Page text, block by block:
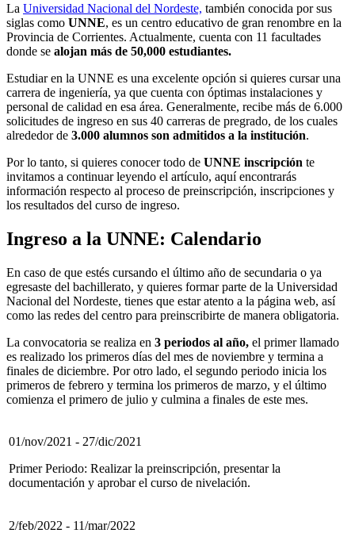
La Universidad Nacional del Nordeste, también conocida por sus
siglas como UNNE, es un centro educativo de gran renombre en la
Provincia de Corrientes. Actualmente, cuenta con 11 facultades
donde se alojan más de 50,000 estudiantes.
Estudiar en la UNNE es una excelente opción si quieres cursar una
carrera de ingeniería, ya que cuenta con óptimas instalaciones y
personal de calidad en esa área. Generalmente, recibe más de 6.000
solicitudes de ingreso en sus 40 carreras de pregrado, de los cuales
alrededor de 3.000 alumnos son admitidos a la institución.
Por lo tanto, si quieres conocer todo de UNNE inscripción te
invitamos a continuar leyendo el artículo, aquí encontrarás
información respecto al proceso de preinscripción, inscripciones y
los resultados del curso de ingreso.
Ingreso a la UNNE: Calendario
En caso de que estés cursando el último año de secundaria o ya
egresaste del bachillerato, y quieres formar parte de la Universidad
Nacional del Nordeste, tienes que estar atento a la página web, así
como las redes del centro para preinscribirte de manera obligatoria.
La convocatoria se realiza en 3 periodos al año, el primer llamado
es realizado los primeros días del mes de noviembre y termina a
finales de diciembre. Por otro lado, el segundo periodo inicia los
primeros de febrero y termina los primeros de marzo, y el último
comienza el primero de julio y culmina a finales de este mes.
01/nov/2021 - 27/dic/2021
Primer Periodo: Realizar la preinscripción, presentar la
documentación y aprobar el curso de nivelación.
2/feb/2022 - 11/mar/2022